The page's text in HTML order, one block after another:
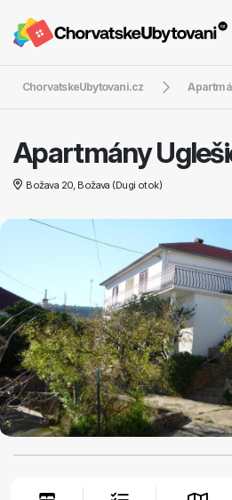
ChorvatskeUbytovani.cz
Apartmány
Božava 20, Božava (Dugi otok)